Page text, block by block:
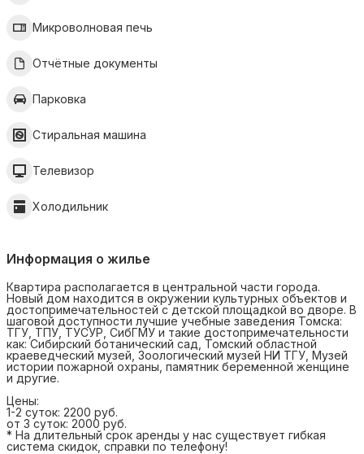
Микроволновая печь
Отчётные документы
Парковка
Стиральная машина
Телевизор
Холодильник
Информация о жилье
Квартира располагается в центральной части города.
Новый дом находится в окружении культурных объектов и
достопримечательностей с детской площадкой во дворе. В
шаговой доступности лучшие учебные заведения Томска:
ТГУ, ТПУ, ТУСУР, СибГМУ и такие достопримечательности
как: Сибирский ботанический сад, Томский областной
краеведческий музей, Зоологический музей НИ ТГУ, Музей
истории пожарной охраны, памятник беременной женщине
и другие.
Цены:
1-2 суток: 2200 руб.
от 3 суток: 2000 руб.
* На длительный срок аренды у нас существует гибкая
система скидок, справки по телефону!